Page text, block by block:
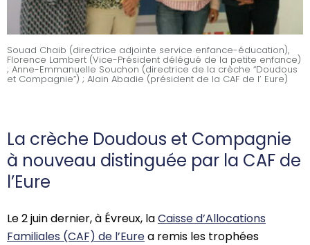
Souad Chaib (directrice adjointe service enfance-éducation),
Florence Lambert (Vice-Président délégué de la petite enfance)
; Anne-Emmanuelle Souchon (directrice de la crèche “Doudous
et Compagnie”) ; Alain Abadie (président de la CAF de l’ Eure)
La crèche Doudous et Compagnie
à nouveau distinguée par la CAF de
l’Eure
Le 2 juin dernier, à Évreux, laCaisse d’Allocations
Familiales (CAF) de l’Eurea remis les trophées